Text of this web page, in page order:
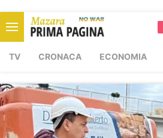
TV CRONACA ECONOMIA